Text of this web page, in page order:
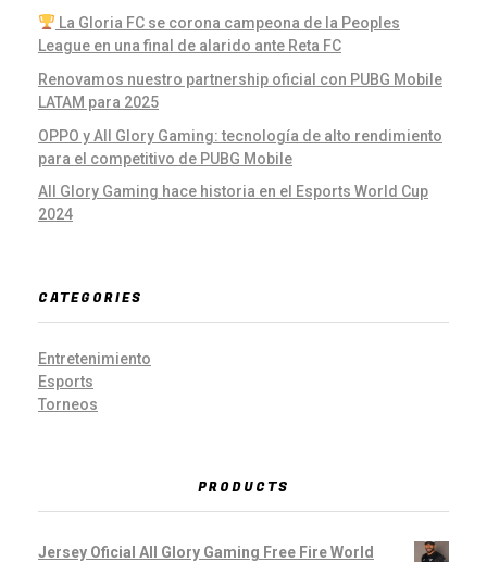
La Gloria FC se corona campeona de la Peoples
League en una final de alarido ante Reta FC
Renovamos nuestro partnership oficial con PUBG Mobile
LATAM para 2025
OPPO y All Glory Gaming: tecnología de alto rendimiento
para el competitivo de PUBG Mobile
All Glory Gaming hace historia en el Esports World Cup
2024
CATEGORIES
Entretenimiento
Esports
Torneos
PRODUCTS
Jersey Oficial All Glory Gaming Free Fire World